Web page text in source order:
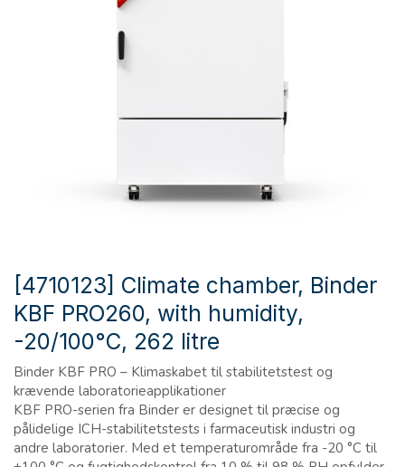
[4710123] Climate chamber, Binder
KBF PRO260, with humidity,
-20/100°C, 262 litre
Binder KBF PRO – Klimaskabet til stabilitetstest og
krævende laboratorieapplikationer
KBF PRO-serien fra Binder er designet til præcise og
pålidelige ICH-stabilitetstests i farmaceutisk industri og
andre laboratorier. Med et temperaturområde fra -20 °C til